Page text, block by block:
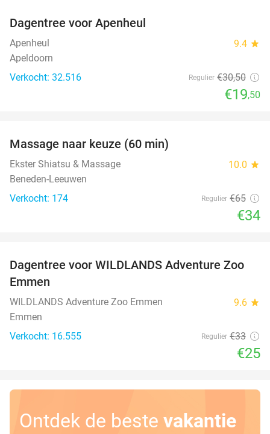
Dagentree voor Apenheul
Apenheul 9.4 star
Apeldoorn
Verkocht: 32.516
Regulier €30,50
€19,50
Massage naar keuze (60 min)
Ekster Shiatsu & Massage 10.0 star
Beneden-Leeuwen
Verkocht: 174
Regulier €65
€34
24%
Dagentree voor WILDLANDS Adventure Zoo
Emmen
WILDLANDS Adventure Zoo Emmen 9.6 star
Emmen
Verkocht: 16.555
Regulier €33
€25
Ontdek de beste vakantie